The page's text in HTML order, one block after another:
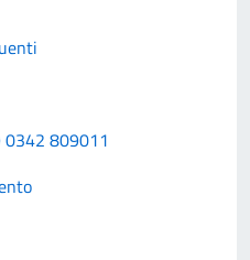
0342 809011